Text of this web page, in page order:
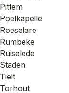
Pittem
Poelkapelle
Roeselare
Rumbeke
Ruiselede
Staden
Tielt
Torhout